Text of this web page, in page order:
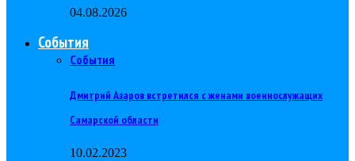
04.08.2026
События
События
Дмитрий Азаров встретился с женами военнослужащих
Самарской области
10.02.2023